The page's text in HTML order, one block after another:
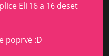
Eli 16 a 16 deset
poprvé :D